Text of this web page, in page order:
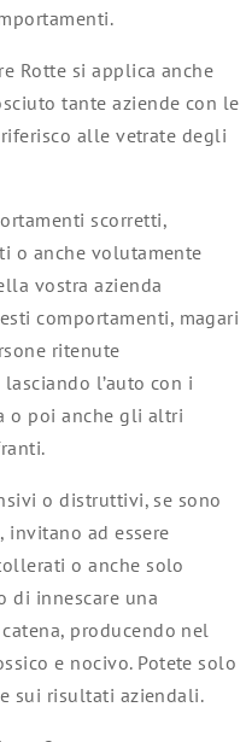
Rotte si applica anche
tante aziende con le
alle vetrate degli
scorretti,
o anche volutamente
vostra azienda
comportamenti, magari
ritenute
l’auto con i
o poi anche gli altri
o distruttivi, se sono
ad essere
o anche solo
di innescare una
producendo nel
e nocivo. Potete solo
sui risultati aziendali.